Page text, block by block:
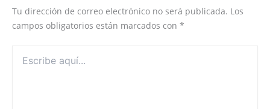
Tu dirección de correo electrónico no será publicada. Los
campos obligatorios están marcados con *
aquí...